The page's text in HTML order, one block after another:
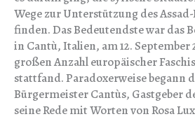
Wege zur Unterstützung des
finden. Das Bedeutendste war das
in Cantù, Italien, am 12. September
großen Anzahl europäischer
stattfand. Paradoxerweise begann
Bürgermeister Cantùs, Gastgeber
seine Rede mit Worten von Rosa